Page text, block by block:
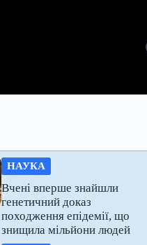
НАУКА
Вчені вперше знайшли
генетичний доказ
походження епідемії, що
знищила мільйони людей